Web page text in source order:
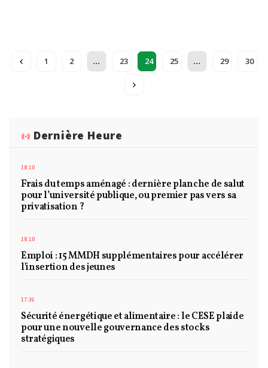
1 2 ... 23 24 25 ... 29 30
Dernière Heure
18:10
Frais du temps aménagé : dernière planche de salut
pour l’université publique, ou premier pas vers sa
privatisation ?
18:10
Emploi : 15 MMDH supplémentaires pour accélérer
l'insertion des jeunes
17:36
Sécurité énergétique et alimentaire : le CESE plaide
pour une nouvelle gouvernance des stocks
stratégiques